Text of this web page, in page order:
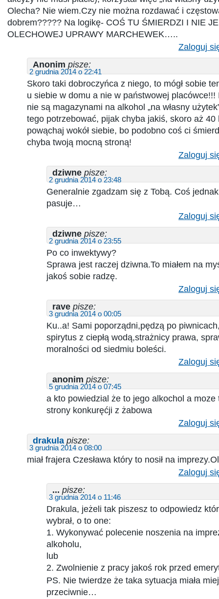
Olecha? Nie wiem.Czy nie można rozdawać i
dobrem????? Na logikę- COŚ TU ŚMIERDZI I NIE
OLECHOWEJ UPRAWY MARCHEWEK…..
Zaloguj
Anonim pisze:
2 grudnia 2014 o 22:41
Skoro taki dobroczyńca z niego, to mógł sobie
u siebie w domu a nie w państwowej
nie są magazynami na alkohol „na własny
tego potrzebować, pijak chyba jakiś, skoro aż 40
powąchaj wokół siebie, bo podobno coś ci
chyba twoją mocną stroną!
Zaloguj
dziwne pisze:
2 grudnia 2014 o 23:48
Generalnie zgadzam się z Tobą. Coś
pasuje…
Zaloguj
dziwne pisze:
2 grudnia 2014 o 23:55
Po co inwektywy?
Sprawa jest raczej dziwna.To miałem na
jakoś sobie radzę.
Zaloguj
rave pisze:
3 grudnia 2014 o 00:05
Ku..a! Sami poporządni,pędzą po
spirytus z ciepłą wodą,strażnicy prawa,
moralności od siedmiu boleści.
Zaloguj
anonim pisze:
5 grudnia 2014 o 07:45
a kto powiedzial że to jego alkochol a moze
strony konkuręćji z żabowa
Zaloguj
drakula pisze:
3 grudnia 2014 o 08:00
miał frajera Czesława który to nosił na
Zaloguj
... pisze:
3 grudnia 2014 o 11:46
Drakula, jeżeli tak piszesz to odpowiedz
wybrał, o to one:
1. Wykonywać polecenie noszenia na
alkoholu,
lub
2. Zwolnienie z pracy jakoś rok przed
PS. Nie twierdze że taka sytuacja miała
przeciwnie…